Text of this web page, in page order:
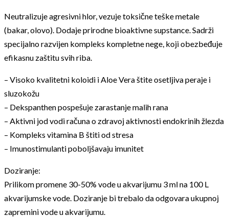
Neutralizuje agresivni hlor, vezuje toksične teške metale
(bakar, olovo). Dodaje prirodne bioaktivne supstance. Sadrži
specijalno razvijen kompleks kompletne nege, koji obezbeđuje
efikasnu zaštitu svih riba.
– Visoko kvalitetni koloidi i Aloe Vera štite osetljiva peraje i
sluzokožu
– Dekspanthen pospešuje zarastanje malih rana
– Aktivni jod vodi računa o zdravoj aktivnosti endokrinih žlezda
– Kompleks vitamina B štiti od stresa
– Imunostimulanti poboljšavaju imunitet
Doziranje:
Prilikom promene 30-50% vode u akvarijumu 3 ml na 100 L
akvarijumske vode. Doziranje bi trebalo da odgovara ukupnoj
zapremini vode u akvarijumu.